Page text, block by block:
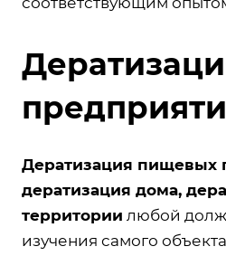
Дератизация пищевых
дератизация дома,
территории любой
изучения самого